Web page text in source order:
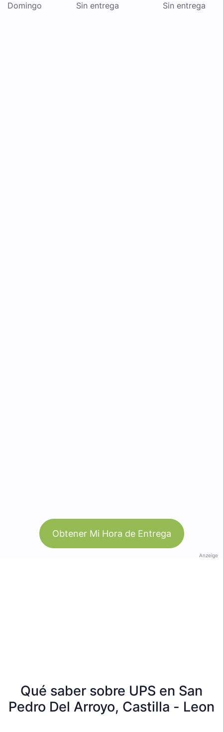
Domingo Sin entrega Sin entrega
Obtener Mi Hora de Entrega
Anzeige
Qué saber sobre UPS en San
Pedro Del Arroyo, Castilla - Leon